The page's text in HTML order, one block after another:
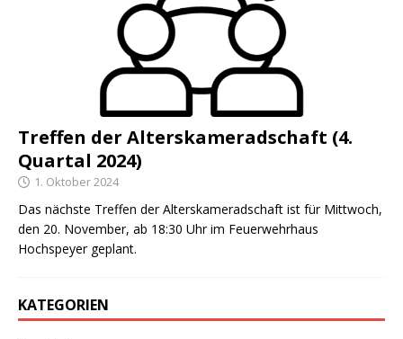
Treffen der Alterskameradschaft (4.
Quartal 2024)
1. Oktober 2024
Das nächste Treffen der Alterskameradschaft ist für Mittwoch,
den 20. November, ab 18:30 Uhr im Feuerwehrhaus
Hochspeyer geplant.
KATEGORIEN